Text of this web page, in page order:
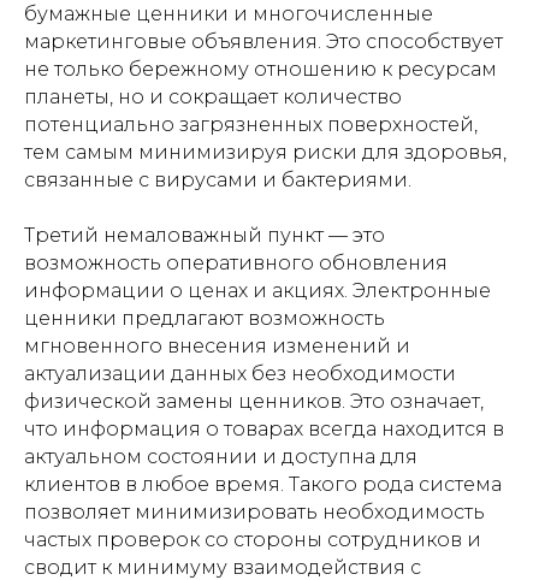
бумажные ценники и многочисленные
маркетинговые объявления. Это способствует
не только бережному отношению к ресурсам
планеты, но и сокращает количество
потенциально загрязненных поверхностей,
тем самым минимизируя риски для здоровья,
связанные с вирусами и бактериями.
Третий немаловажный пункт — это
возможность оперативного обновления
информации о ценах и акциях. Электронные
ценники предлагают возможность
мгновенного внесения изменений и
актуализации данных без необходимости
физической замены ценников. Это означает,
что информация о товарах всегда находится в
актуальном состоянии и доступна для
клиентов в любое время. Такого рода система
позволяет минимизировать необходимость
частых проверок со стороны сотрудников и
сводит к минимуму взаимодействия с